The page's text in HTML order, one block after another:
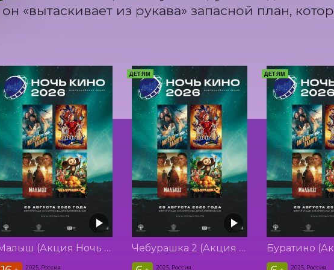
он «вытаскивает из рукава» запасной план,
Малыш (Акция Ночь Кино 2026)
2025, Россия
ДЕТЯМ
Чебурашка 2 (Акция Ночь Кино 2026)
2025, Россия
ДЕТЯМ
2025, Россия